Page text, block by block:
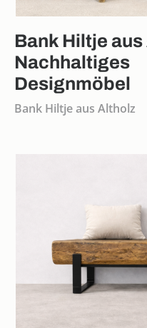
Bank Hiltje
Nachhaltiges
Designmöbel
Bank Hiltje aus Altholz